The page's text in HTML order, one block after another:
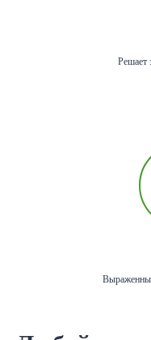
Решает